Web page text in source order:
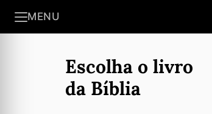
MENU
Escolha o livro
da Bíblia